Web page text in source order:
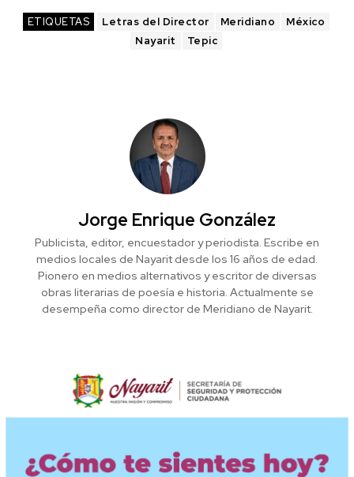
ETIQUETAS Letras del Director Meridiano
México
Nayarit
Tepic
Jorge Enrique González
Publicista, editor, encuestador y periodista. Escribe en
medios locales de Nayarit desde los 16 años de edad.
Pionero en medios alternativos y escritor de diversas
obras literarias de poesía e historia. Actualmente se
desempeña como director de Meridiano de Nayarit.